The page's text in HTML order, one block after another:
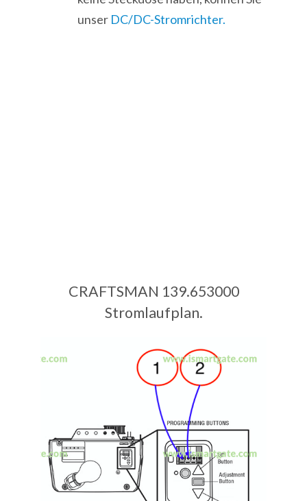
unser DC/DC-Stromrichter.
CRAFTSMAN 139.653000
Stromlaufplan.